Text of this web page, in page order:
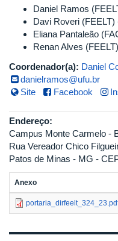
Daniel Ramos
Davi Roveri (FEELT)
Eliana Pantaleão
Renan Alves
Coordenador(a): Daniel
danielramos@ufu.br
Site
Facebook
Endereço:
Campus Monte Carmelo -
Rua Vereador Chico
Patos de Minas - MG -
Anexo